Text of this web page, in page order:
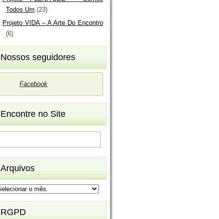
Todos Um (23)
Projeto VIDA – A Arte Do Encontro
(6)
Nossos seguidores
Facebook
Encontre no Site
Arquivos
RGPD